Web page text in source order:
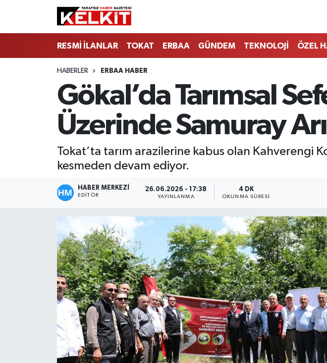
RESMİ İLANLAR TOKAT ERBAA GÜNDEM TEKNOLOJİ ÖZEL
HABERLER ERBAA HABER
Gökal’da Tarımsal
Üzerinde Samuray
Tokat’ta tarım arazilerine kabus olan Kahverengi
kesmeden devam ediyor.
HABER MERKEZİ
EDITÖR
26.06.2026 - 17:38
YAYINLANMA
4 DK
OKUNMA SÜRESI